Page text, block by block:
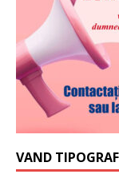
VAND